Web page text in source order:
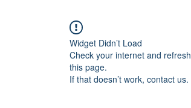
Widget Didn’t Load
Check your internet and refresh
this page.
If that doesn’t work, contact us.